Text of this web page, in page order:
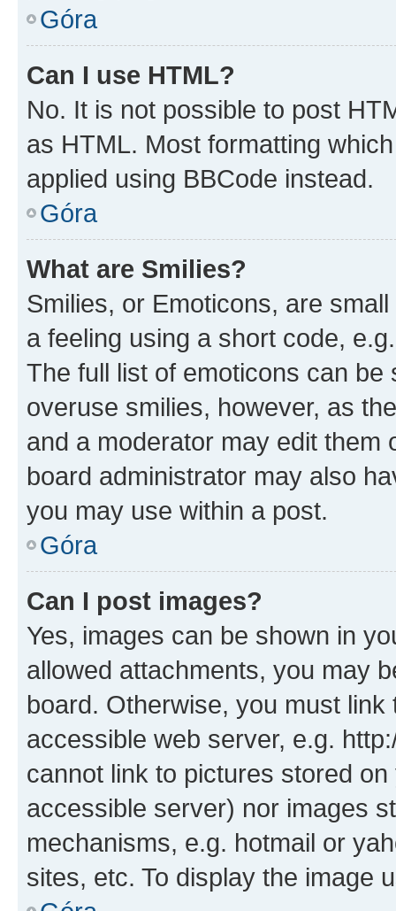
Góra
Can I use HTML?
No. It is not possible to post
as HTML. Most formatting
applied using BBCode instead.
Góra
What are Smilies?
Smilies, or Emoticons, are
a feeling using a short code,
The full list of emoticons can
overuse smilies, however, as
and a moderator may edit them
board administrator may also
you may use within a post.
Góra
Can I post images?
Yes, images can be shown in
allowed attachments, you may
board. Otherwise, you must
accessible web server, e.g.
cannot link to pictures stored
accessible server) nor images
mechanisms, e.g. hotmail or
sites, etc. To display the image